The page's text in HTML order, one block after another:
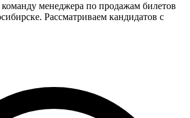
менеджера по продажам билетов
Рассматриваем кандидатов с